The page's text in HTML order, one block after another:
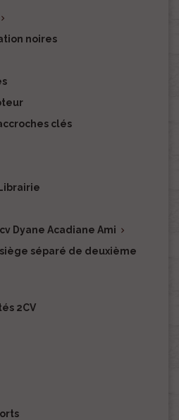

noires
clés
Dyane Acadiane Ami 
séparé de deuxième
2CV